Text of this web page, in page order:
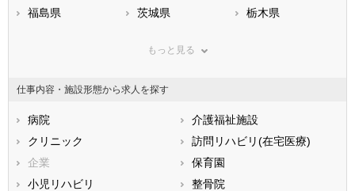
福島県
茨城県
栃木県
神奈川県
石川県
福井県
静岡県
三重県
滋賀県
大阪府
兵庫県
鳥取県
もっと見る
仕事内容・施設形態から求人を探す
病院
介護福祉施設
クリニック
訪問リハビリ(在宅医療)
企業
保育園
小児リハビリ
整骨院